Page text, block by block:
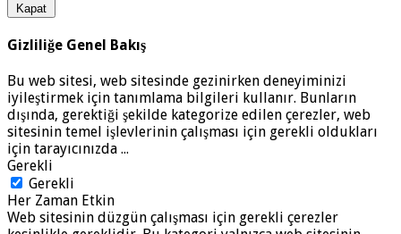
Kapat
Gizliliğe Genel Bakış
Bu web sitesi, web sitesinde gezinirken deneyiminizi
iyileştirmek için tanımlama bilgileri kullanır. Bunların
dışında, gerektiği şekilde kategorize edilen çerezler, web
sitesinin temel işlevlerinin çalışması için gerekli oldukları
için tarayıcınızda ...
Gerekli
Gerekli
Her Zaman Etkin
Web sitesinin düzgün çalışması için gerekli çerezler